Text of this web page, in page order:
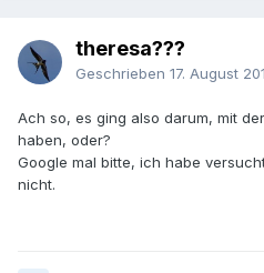
theresa???
Geschrieben 17. August
Ach so, es ging also darum, mit
haben, oder?
Google mal bitte, ich habe
nicht.